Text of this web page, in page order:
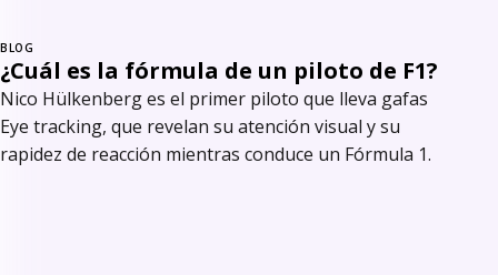
BLOG
¿Cuál es la fórmula de un piloto de F1?
Nico Hülkenberg es el primer piloto que lleva gafas
Eye tracking, que revelan su atención visual y su
rapidez de reacción mientras conduce un Fórmula 1.